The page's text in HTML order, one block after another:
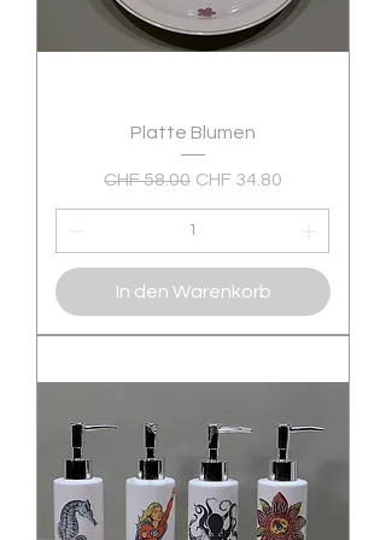
Platte Blumen
Standardpreis
CHF 58.00 Sale-Preis
CHF 34.80
In den Warenkorb